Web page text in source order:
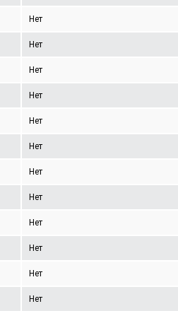
Нет
Нет
Нет
Нет
Нет
Нет
Нет
Нет
Нет
Нет
Нет
Нет